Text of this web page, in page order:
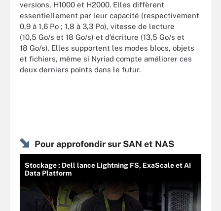
versions, H1000 et H2000. Elles diffèrent
essentiellement par leur capacité (respectivement
0,9 à 1,6 Po ; 1,8 à 3,3 Po), vitesse de lecture
(10,5 Go/s et 18 Go/s) et d’écriture (13,5 Go/s et
18 Go/s). Elles supportent les modes blocs, objets
et fichiers, même si Nyriad compte améliorer ces
deux derniers points dans le futur.
Pour approfondir sur SAN et NAS
Stockage : Dell lance Lightning FS, ExaScale et AI
Data Platform